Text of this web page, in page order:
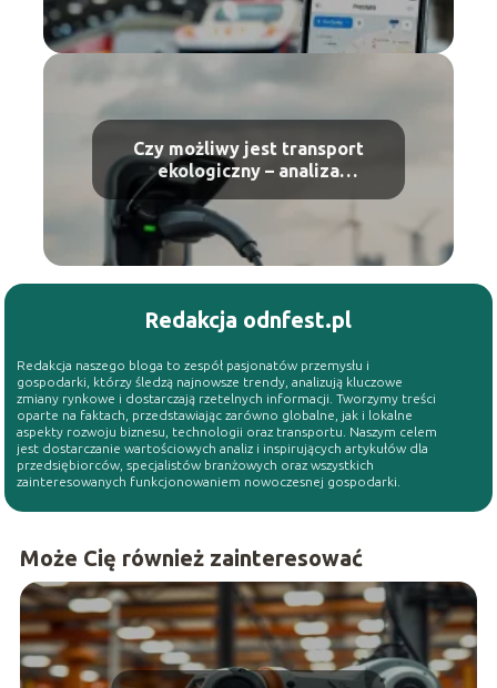
Czy możliwy jest transport
ekologiczny – analiza
możliwości.
Redakcja odnfest.pl
Redakcja naszego bloga to zespół pasjonatów przemysłu i
gospodarki, którzy śledzą najnowsze trendy, analizują kluczowe
zmiany rynkowe i dostarczają rzetelnych informacji. Tworzymy treści
oparte na faktach, przedstawiając zarówno globalne, jak i lokalne
aspekty rozwoju biznesu, technologii oraz transportu. Naszym celem
jest dostarczanie wartościowych analiz i inspirujących artykułów dla
przedsiębiorców, specjalistów branżowych oraz wszystkich
zainteresowanych funkcjonowaniem nowoczesnej gospodarki.
Może Cię również zainteresować